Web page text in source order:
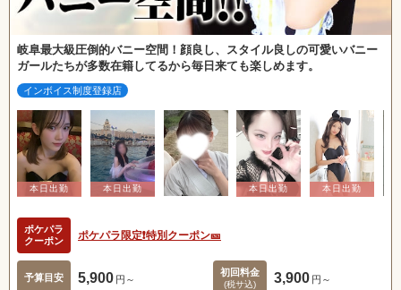
岐阜最大級圧倒的バニー空間！顔良し、スタイル良しの可愛いバニー
ガールたちが多数在籍してるから毎日来ても楽しめます。
インボイス制度登録店
ポケパラ
クーポン
ポケパラ限定❗️特別クーポン🎫
予算目安 5,900 円～
初回料金
(税サ込) 3,900 円～